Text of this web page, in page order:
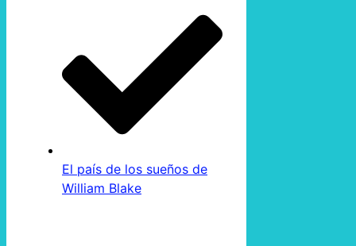
El país de los sueños de
William Blake